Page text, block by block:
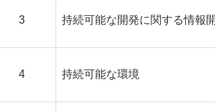
3 持続可能な開発に関する情報
4 持続可能な環境